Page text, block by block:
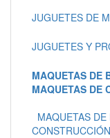
JUGUETES DE
JUGUETES Y
MAQUETAS DE
MAQUETAS DE
MAQUETAS
CONSTRUCCIÓN